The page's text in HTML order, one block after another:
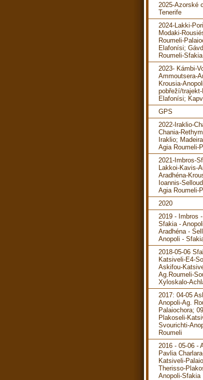
2025-Azorské
Tenerife
2024-Lakki-
Modaki-
Roumeli-
Elafonísi;
Roumeli-Sfakia
2023- Kámbi-
Ammoutsera-
Krousia-
pobřeží/
Elafonísi;
GPS
2022-Iraklio-
Chania-
Iraklio;
Agia Roumeli-
2021-Imbros-
Lakkoi-Kavis-
Aradhéna-
Ioannis-
Agia Roumeli-
2020
2019 - Imbros
Sfakia -
Aradhéna -
Anopoli -
2018-05-06
Katsiveli-E4-
Askifou-
Ag.Roumeli-
Xyloskalo-
2017: 04-05
Anopoli-Ag.
Palaiochora;
Plakoseli-
Svourichti-
Roumeli
2016 - 05-06 -
Pavlia
Katsiveli-
Therisso-
Anopoli-Sfakia